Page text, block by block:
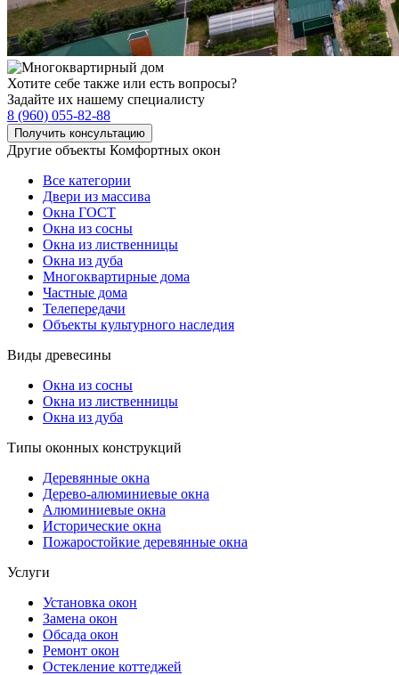
Хотите себе также или есть вопросы?
Задайте их нашему специалисту
8 (960) 055-82-88
Получить консультацию
Другие объекты Комфортных окон
Все категории
Двери из массива
Окна ГОСТ
Окна из сосны
Окна из лиственницы
Окна из дуба
Многоквартирные дома
Частные дома
Телепередачи
Объекты культурного наследия
Виды древесины
Окна из сосны
Окна из лиственницы
Окна из дуба
Типы оконных конструкций
Деревянные окна
Дерево-алюминиевые окна
Алюминиевые окна
Исторические окна
Пожаростойкие деревянные окна
Услуги
Установка окон
Замена окон
Обсада окон
Ремонт окон
Остекление коттеджей